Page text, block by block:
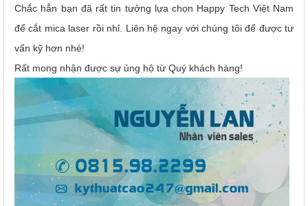
Chắc hẳn bạn đã rất tin tưởng lựa chọn Happy Tech Việt Nam
để cắt mica laser rồi nhỉ. Liên hệ ngay với chúng tôi để được tư
vấn kỹ hơn nhé!
Rất mong nhận được sự ủng hộ từ Quý khách hàng!